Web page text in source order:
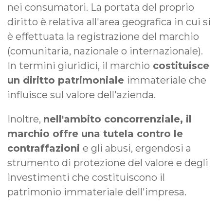
nei consumatori. La portata del proprio
diritto è relativa all'area geografica in cui si
è effettuata la registrazione del marchio
(comunitaria, nazionale o internazionale).
In termini giuridici, il marchio costituisce
un diritto patrimoniale immateriale che
influisce sul valore dell'azienda.
Inoltre, nell'ambito concorrenziale, il
marchio offre una tutela contro le
contraffazioni e gli abusi, ergendosi a
strumento di protezione del valore e degli
investimenti che costituiscono il
patrimonio immateriale dell'impresa.